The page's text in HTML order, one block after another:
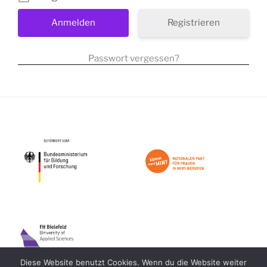
Registrieren
Passwort vergessen?
Diese Website benutzt Cookies. Wenn du die Website weiter